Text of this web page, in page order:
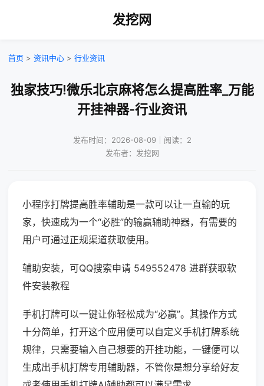
发挖网
首页 > 资讯中心 > 行业资讯
独家技巧!微乐北京麻将怎么提高胜率_万能
开挂神器-行业资讯
发布时间：2026-08-09｜阅读：2
发布者：发挖网
小程序打牌提高胜率辅助是一款可以让一直输的玩
家，快速成为一个“必胜”的输赢辅助神器，有需要的
用户可通过正规渠道获取使用。
辅助安装，可QQ搜索申请 549552478 进群获取软
件安装教程
手机打牌可以一键让你轻松成为“必赢”。其操作方式
十分简单，打开这个应用便可以自定义手机打牌系统
规律，只需要输入自己想要的开挂功能，一键便可以
生成出手机打牌专用辅助器，不管你是想分享给好友